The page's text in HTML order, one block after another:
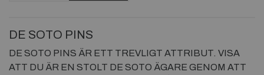
DE SOTO PINS
DE SOTO PINS ÄR ETT TREVLIGT ATTRIBUT. VISA
ATT DU ÄR EN STOLT DE SOTO ÄGARE GENOM ATT